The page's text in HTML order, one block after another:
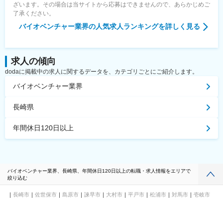
ざいます。その場合は当サイトから応募はできませんので、あらかじめご
了承ください。
バイオベンチャー業界の人気求人ランキングを詳しく見る
求人の傾向
dodaに掲載中の求人に関するデータを、カテゴリごとにご紹介します。
バイオベンチャー業界
長崎県
年間休日120日以上
バイオベンチャー業界、長崎県、年間休日120日以上の転職・求人情報をエリアで
絞り込む
長崎市 佐世保市 島原市 諫早市 大村市 平戸市 松浦市 対馬市
壱岐市